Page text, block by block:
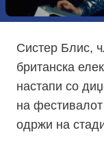
Систер Блис,
британска
настапи со
на фестивалот
одржи на